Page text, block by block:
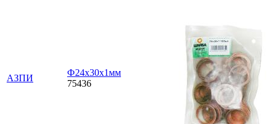
АЗПИ
Ф24х30х1мм
75436